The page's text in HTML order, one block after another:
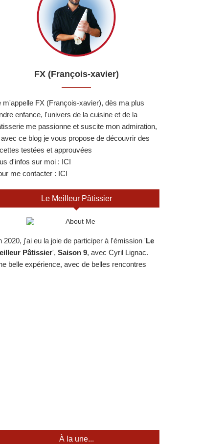
FX (François-xavier)
m'appelle FX (François-xavier), dès ma plus
enfance, l'univers de la cuisine et de la
me passionne et suscite mon admiration,
ce blog je vous propose de découvrir des
testées et approuvées
d'infos sur moi : ICI
me contacter : ICI
Le Meilleur Pâtissier
2020, j'ai eu la joie de participer à l'émission 'Le
Pâtissier', Saison 9, avec Cyril Lignac.
belle expérience, avec de belles rencontres
À la une...